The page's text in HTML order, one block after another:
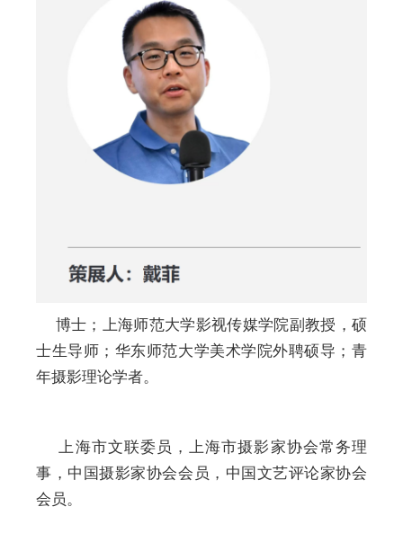
博士；上海师范大学影视传媒学院副教授，硕
士生导师；华东师范大学美术学院外聘硕导；青
年摄影理论学者。
上海市文联委员，上海市摄影家协会常务理
事，中国摄影家协会会员，中国文艺评论家协会
会员。